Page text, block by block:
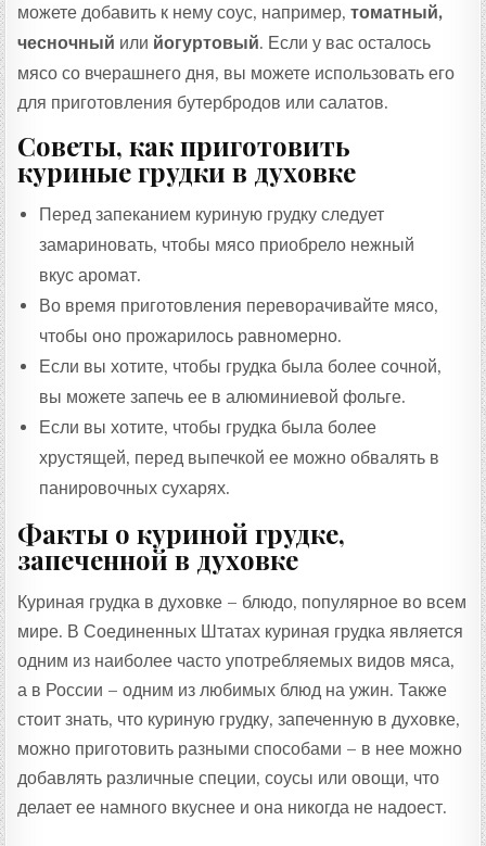
можете добавить к нему соус, например,томатный,
чесночный или йогуртовый. Если у вас осталось
мясо со вчерашнего дня, вы можете использовать его
для приготовления бутербродов или салатов.
Советы, как приготовить
куриные грудки в духовке
Перед запеканием куриную грудку следует
замариновать, чтобы мясо приобрело нежный
вкус аромат.
Во время приготовления переворачивайте мясо,
чтобы оно прожарилось равномерно.
Если вы хотите, чтобы грудка была более сочной,
вы можете запечь ее в алюминиевой фольге.
Если вы хотите, чтобы грудка была более
хрустящей, перед выпечкой ее можно обвалять в
панировочных сухарях.
Факты о куриной грудке,
запеченной в духовке
Куриная грудка в духовке – блюдо, популярное во всем
мире. В Соединенных Штатах куриная грудка является
одним из наиболее часто употребляемых видов мяса,
а в России – одним из любимых блюд на ужин. Также
стоит знать, что куриную грудку, запеченную в духовке,
можно приготовить разными способами – в нее можно
добавлять различные специи, соусы или овощи, что
делает ее намного вкуснее и она никогда не надоест.